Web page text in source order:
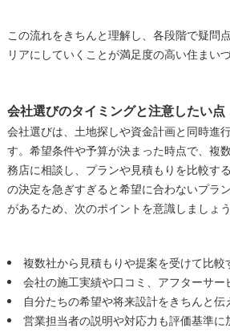
この流れをきちんと理解し、各段階で疑問
リアにしていくことが満足度の高い住まい
会社選びのタイミングと注意したい点
会社選びは、土地探しや資金計画と同時進
す。希望条件や予算が決まった時点で、複
務店に相談し、プランや見積もりを比較す
の決定を急ぎすぎると希望に合わないプラ
があるため、次のポイントを意識しましょう
複数社から見積もりや提案を受けて比較
会社の施工実績や口コミ、アフターサー
自分たちの希望や将来設計をきちんと伝
営業担当者の説明や対応力も評価基準に